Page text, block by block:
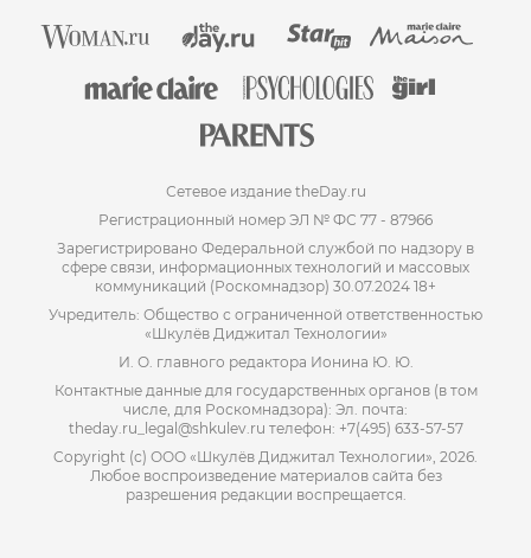
Сетевое издание theDay.ru
Регистрационный номер ЭЛ № ФС 77 - 87966
Зарегистрировано Федеральной службой по надзору в
сфере связи, информационных технологий и массовых
коммуникаций (Роскомнадзор) 30.07.2024 18+
Учредитель: Общество с ограниченной ответственностью
«Шкулёв Диджитал Технологии»
И. О. главного редактора Ионина Ю. Ю.
Контактные данные для государственных органов (в том
числе, для Роскомнадзора): Эл. почта:
theday.ru_legal@shkulev.ru телефон: +7(495) 633-57-57
Copyright (с) ООО «Шкулёв Диджитал Технологии», 2026.
Любое воспроизведение материалов сайта без
разрешения редакции воспрещается.